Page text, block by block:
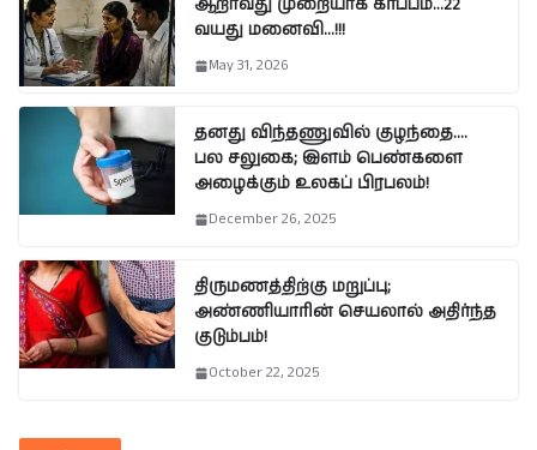
ஆறாவது முறையாக கர்ப்பம்…22
வயது மனைவி…!!!
May 31, 2026
தனது விந்தணுவில் குழந்தை….
பல சலுகை; இளம் பெண்களை
அழைக்கும் உலகப் பிரபலம்!
December 26, 2025
திருமணத்திற்கு மறுப்பு;
அண்ணியாரின் செயலால் அதிர்ந்த
குடும்பம்!
October 22, 2025